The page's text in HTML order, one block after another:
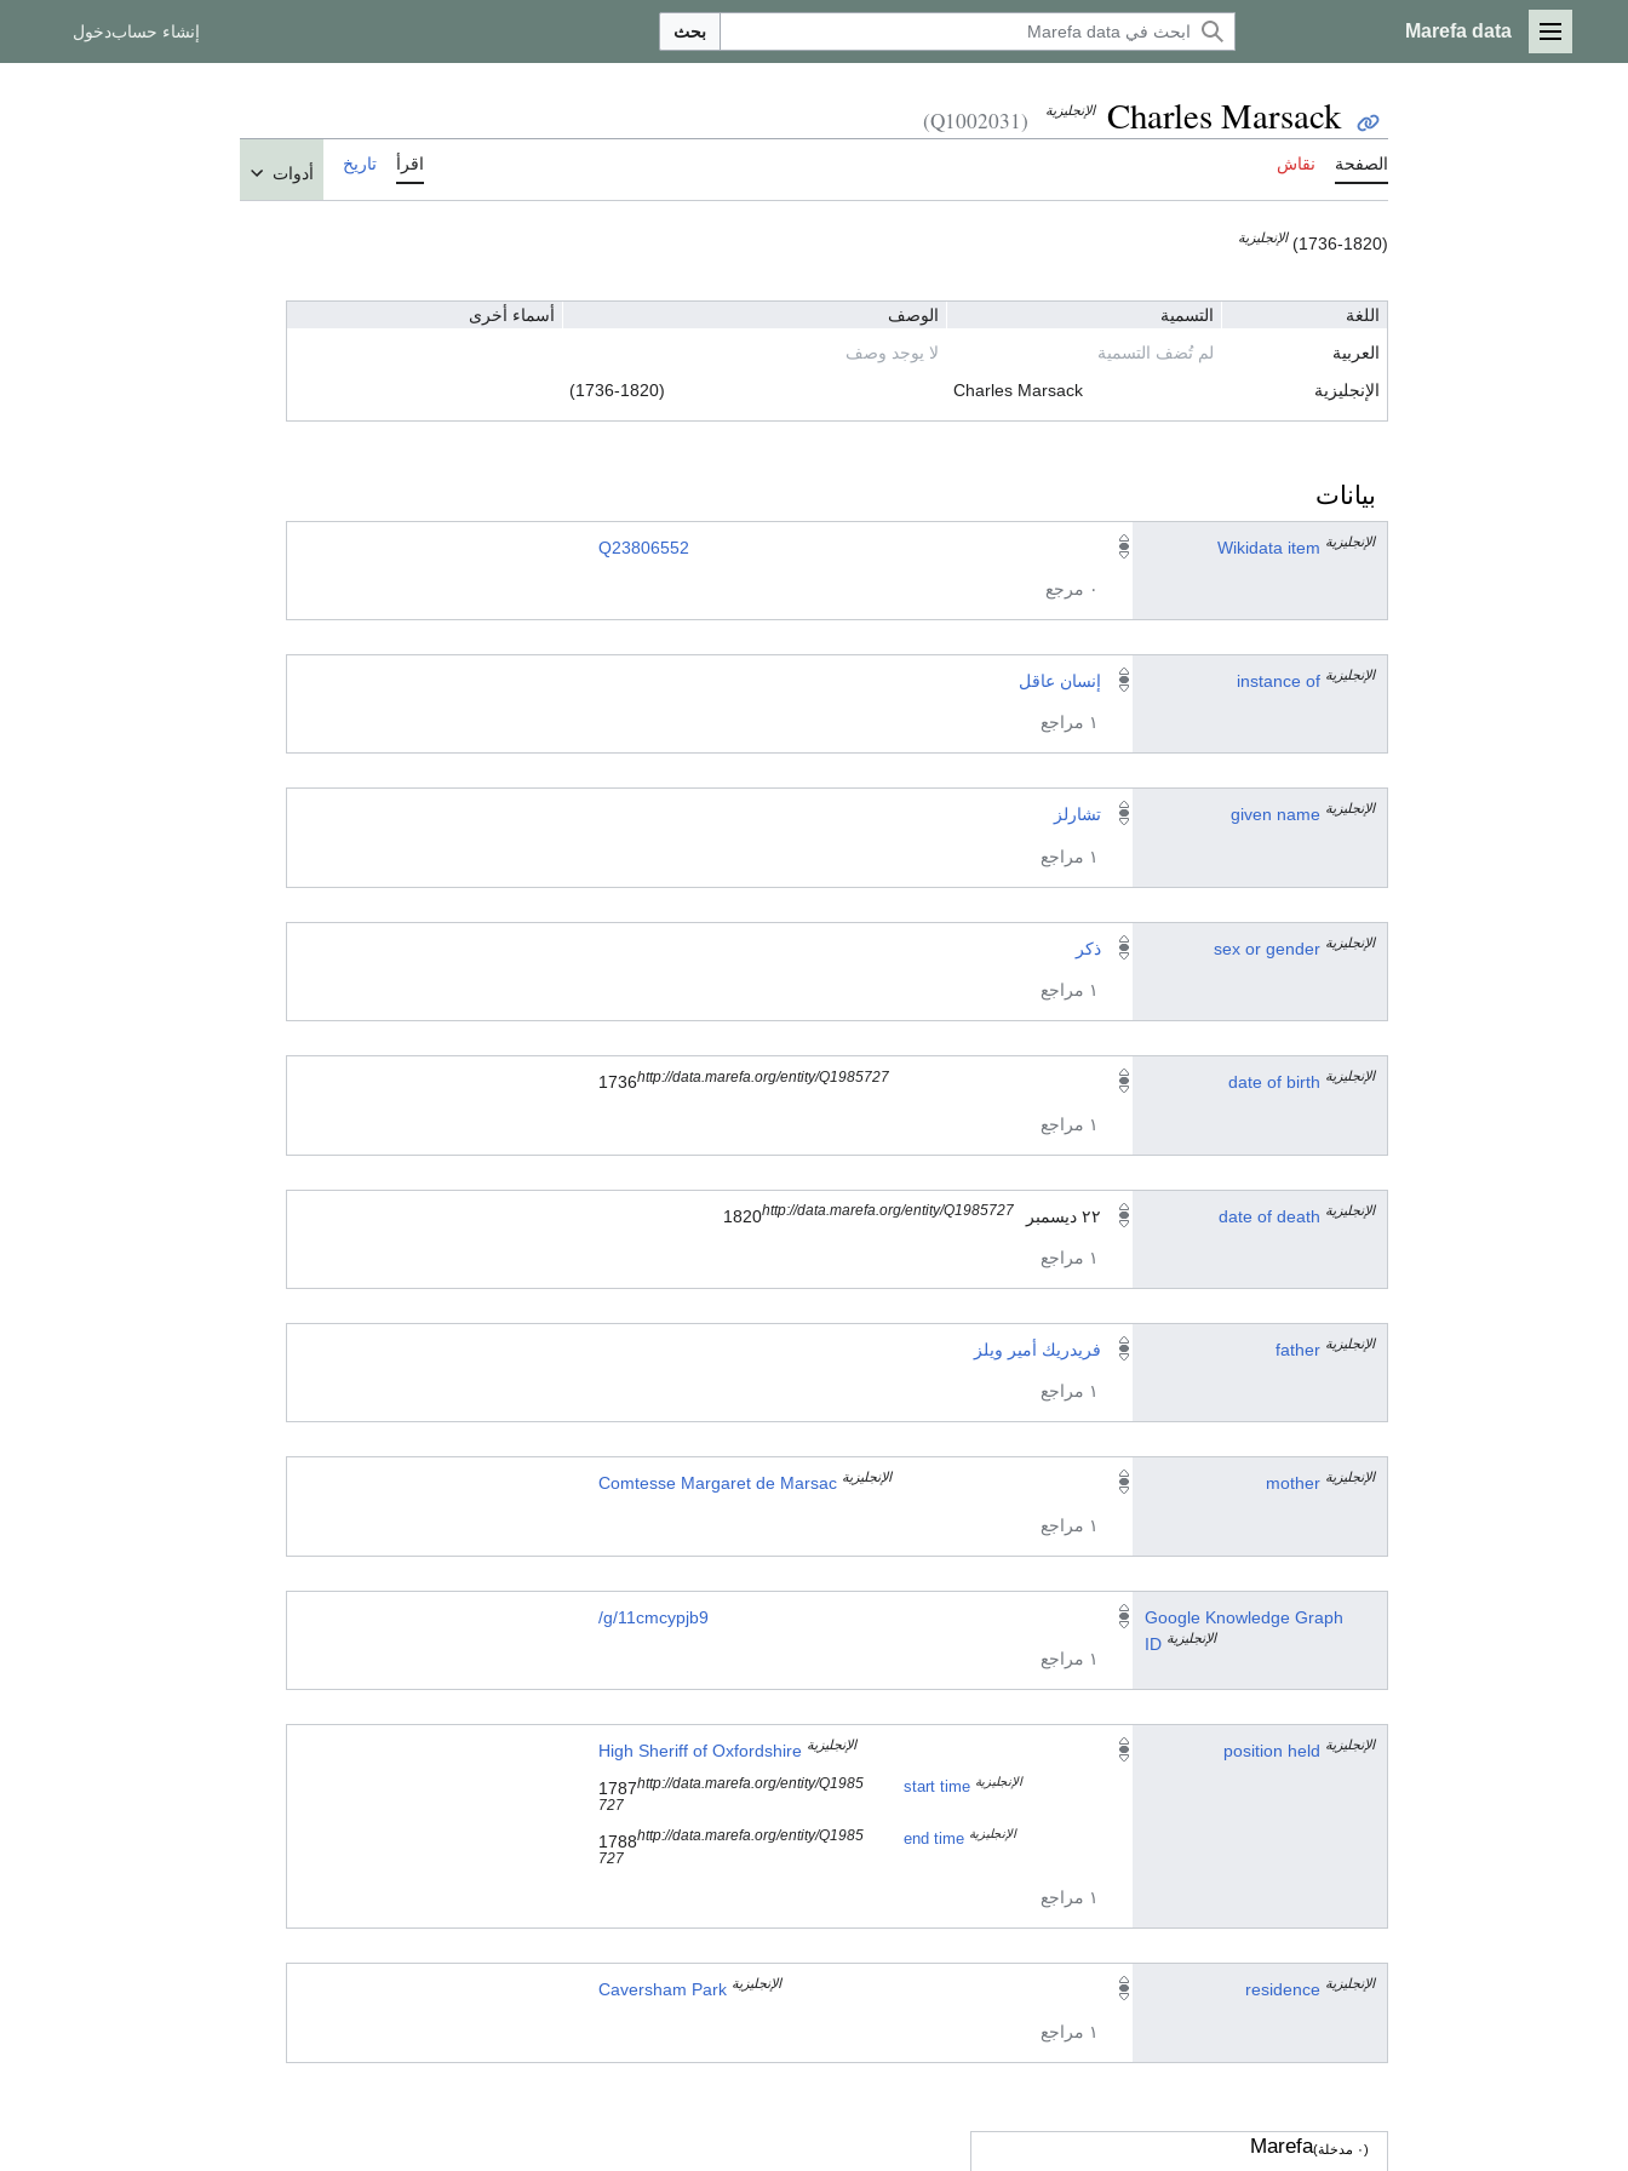
القائمة الرئيسية
Marefa data بحث إنشاء حسابدخول
Charles Marsack الإنجليزية (Q1002031)
الصفحة نقاش اقرأ تاريخ أدوات
(1736-1820) الإنجليزية
اللغة التسمية الوصف
أسماء أخرى
العربية
لم تُضف التسمية
لا يوجد وصف
الإنجليزية
Charles Marsack
(1736-1820)
بيانات
Wikidata item الإنجليزية Q23806552
٠ مرجع
instance of الإنجليزية إنسان عاقل
١ مراجع
given name الإنجليزية تشارلز
١ مراجع
sex or gender الإنجليزية ذكر
١ مراجع
date of birth الإنجليزية 1736http://data.marefa.org/entity/Q1985727
١ مراجع
date of death الإنجليزية ٢٢ ديسمبر 1820 http://data.marefa.org/entity/Q1985727
١ مراجع
father الإنجليزية فريدريك أمير ويلز
١ مراجع
mother الإنجليزية Comtesse Margaret de Marsac الإنجليزية
١ مراجع
Google Knowledge Graph
ID الإنجليزية
/g/11cmcypjb9
١ مراجع
position held الإنجليزية High Sheriff of Oxfordshire الإنجليزية
start time الإنجليزية 1787http://data.marefa.org/entity/Q1985
727
end time الإنجليزية 1788http://data.marefa.org/entity/Q1985
727
١ مراجع
residence الإنجليزية Caversham Park الإنجليزية
١ مراجع
Marefa (٠ مدخلة)